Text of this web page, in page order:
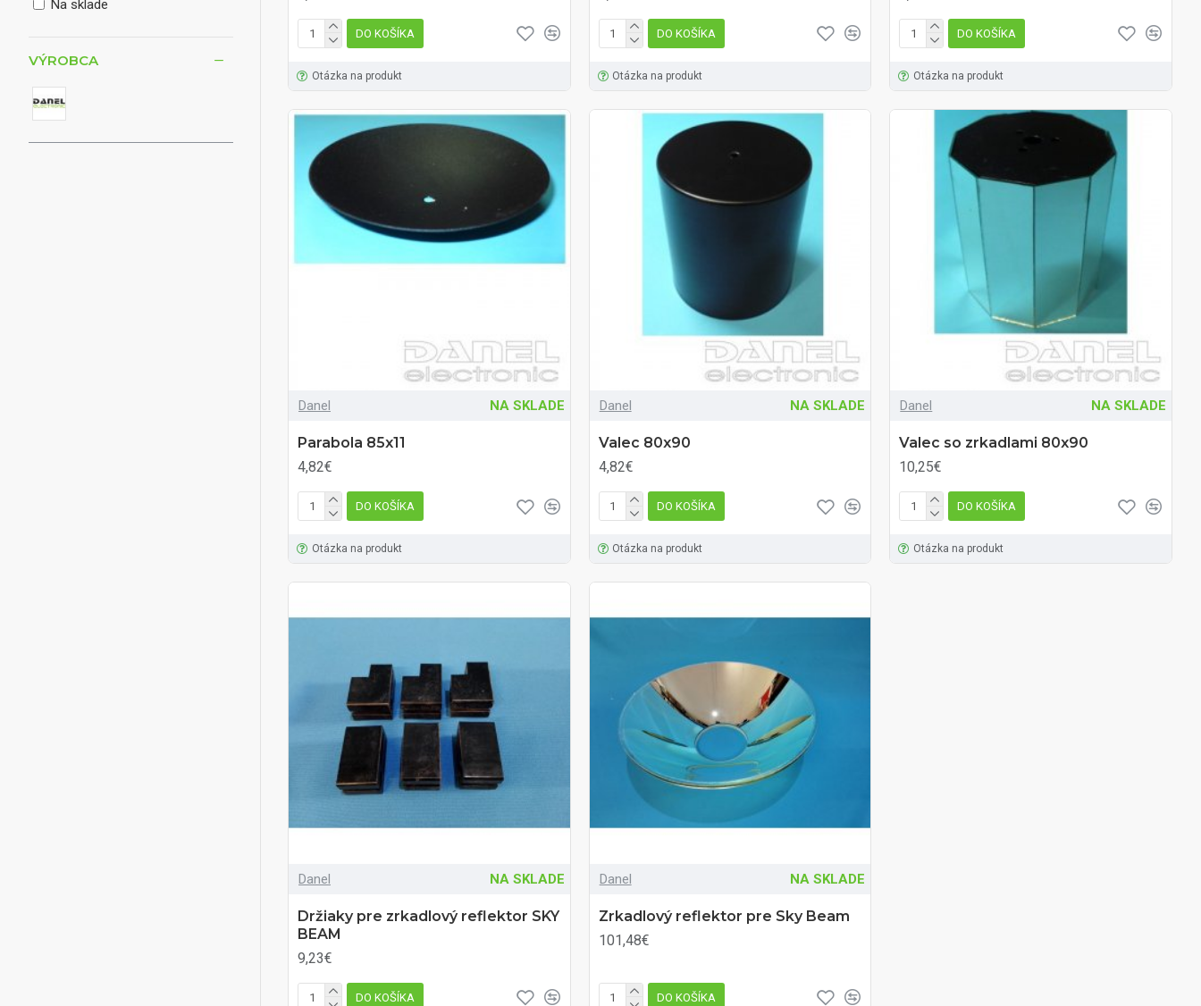
VÝROBCA
Na sklade
DO KOŠÍKA
Otázka na produkt
DO KOŠÍKA
Otázka na produkt
DO KOŠÍKA
Otázka na produkt
Danel NA SKLADE
Parabola 85x11
4,82€
DO KOŠÍKA
Otázka na produkt
Danel NA SKLADE
Valec 80x90
4,82€
DO KOŠÍKA
Otázka na produkt
Danel NA SKLADE
Valec so zrkadlami 80x90
10,25€
DO KOŠÍKA
Otázka na produkt
Danel NA SKLADE
Držiaky pre zrkadlový reflektor SKY
BEAM
9,23€
DO KOŠÍKA
Danel NA SKLADE
Zrkadlový reflektor pre Sky Beam
101,48€
DO KOŠÍKA